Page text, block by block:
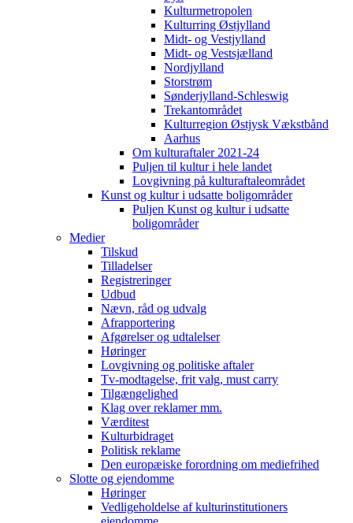
Kulturmetropolen
Kulturring Østjylland
Midt- og Vestjylland
Midt- og Vestsjælland
Nordjylland
Storstrøm
Sønderjylland-Schleswig
Trekantområdet
Kulturregion Østjysk Vækstbånd
Aarhus
Om kulturaftaler 2021-24
Puljen til kultur i hele landet
Lovgivning på kulturaftaleområdet
Kunst og kultur i udsatte boligområder
Puljen Kunst og kultur i udsatte
boligområder
Medier
Tilskud
Tilladelser
Registreringer
Udbud
Nævn, råd og udvalg
Afrapportering
Afgørelser og udtalelser
Høringer
Lovgivning og politiske aftaler
Tv-modtagelse, frit valg, must carry
Tilgængelighed
Klag over reklamer mm.
Værditest
Kulturbidraget
Politisk reklame
Den europæiske forordning om mediefrihed
Slotte og ejendomme
Høringer
Vedligeholdelse af kulturinstitutioners